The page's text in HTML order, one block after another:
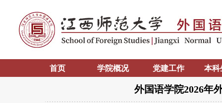
首页 学院概况 党建工作 本科
外国语学院2026年